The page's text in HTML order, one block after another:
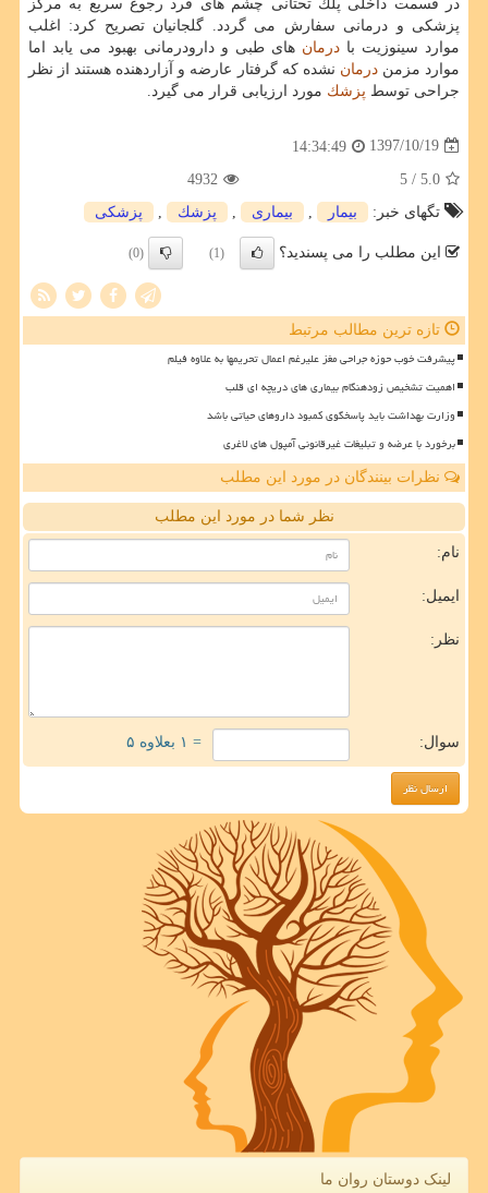
در قسمت داخلی پلك تحتانی چشم های فرد رجوع سریع به مركز
پزشكی و درمانی سفارش می گردد. گلجانیان تصریح كرد: اغلب
موارد سینوزیت با درمان های طبی و دارودرمانی بهبود می یابد اما
موارد مزمندرمان نشده كه گرفتار عارضه و آزاردهنده هستند از نظر
جراحی توسط پزشك مورد ارزیابی قرار می گیرد.
1397/10/19
14:34:49
5.0
/ 5
4932
تگهای خبر:
بیمار بیماری پزشك پزشكی
این مطلب را می پسندید؟ (1)
(0)
تازه ترین مطالب مرتبط
پیشرفت خوب حوزه جراحی مغز علیرغم اعمال تحریمها به علاوه فیلم
اهمیت تشخیص زودهنگام بیماری های دریچه ای قلب
وزارت بهداشت باید پاسخگوی کمبود داروهای حیاتی باشد
برخورد با عرضه و تبلیغات غیرقانونی آمپول های لاغری
نظرات بینندگان در مورد این مطلب
نظر شما در مورد این مطلب
نام:
ایمیل:
نظر:
سوال: = ۱ بعلاوه ۵
لینک دوستان روان ما